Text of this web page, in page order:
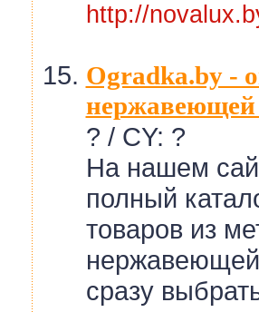
http://
Ogradka.by -
? / CY: ?
На нашем
полный
товаров из
сразу